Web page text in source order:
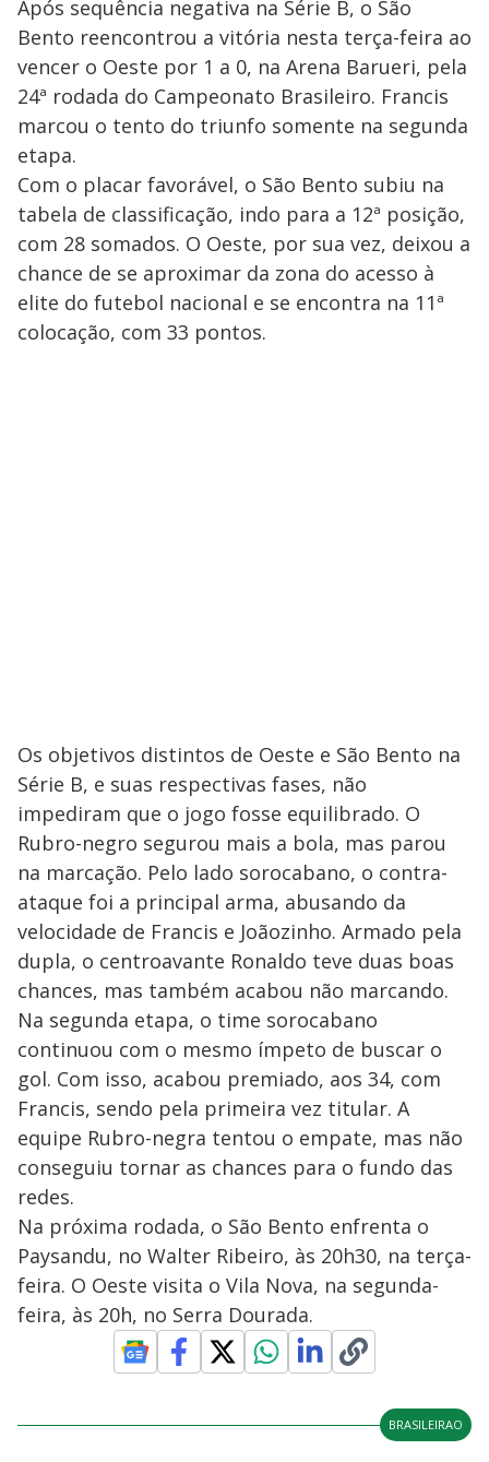
Após sequência negativa na Série B, o São
Bento reencontrou a vitória nesta terça-feira ao
vencer o Oeste por 1 a 0, na Arena Barueri, pela
24ª rodada do Campeonato Brasileiro. Francis
marcou o tento do triunfo somente na segunda
etapa.
Com o placar favorável, o São Bento subiu na
tabela de classificação, indo para a 12ª posição,
com 28 somados. O Oeste, por sua vez, deixou a
chance de se aproximar da zona do acesso à
elite do futebol nacional e se encontra na 11ª
colocação, com 33 pontos.
Os objetivos distintos de Oeste e São Bento na
Série B, e suas respectivas fases, não
impediram que o jogo fosse equilibrado. O
Rubro-negro segurou mais a bola, mas parou
na marcação. Pelo lado sorocabano, o contra-
ataque foi a principal arma, abusando da
velocidade de Francis e Joãozinho. Armado pela
dupla, o centroavante Ronaldo teve duas boas
chances, mas também acabou não marcando.
Na segunda etapa, o time sorocabano
continuou com o mesmo ímpeto de buscar o
gol. Com isso, acabou premiado, aos 34, com
Francis, sendo pela primeira vez titular. A
equipe Rubro-negra tentou o empate, mas não
conseguiu tornar as chances para o fundo das
redes.
Na próxima rodada, o São Bento enfrenta o
Paysandu, no Walter Ribeiro, às 20h30, na terça-
feira. O Oeste visita o Vila Nova, na segunda-
feira, às 20h, no Serra Dourada.
BRASILEIRAO